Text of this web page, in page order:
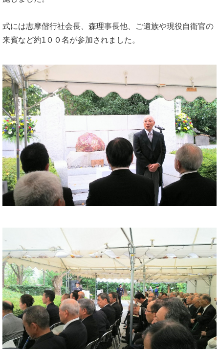
式には志摩偕行社会長、森理事長他、ご遺族や現役自衛官の
来賓など約1００名が参加されました。